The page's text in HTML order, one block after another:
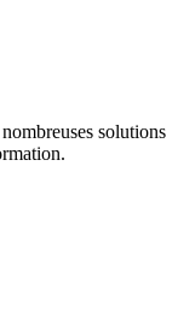
solutions